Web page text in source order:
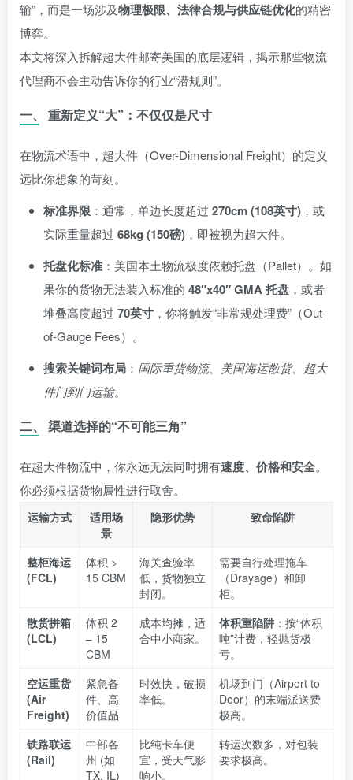
输”，而是一场涉及物理极限、法律合规与供应链优化的精密
博弈。
本文将深入拆解超大件邮寄美国的底层逻辑，揭示那些物流
代理商不会主动告诉你的行业“潜规则”。
一、 重新定义“大”：不仅仅是尺寸
在物流术语中，超大件（Over-Dimensional Freight）的定义
远比你想象的苛刻。
标准界限 ：通常，单边长度超过 270cm (108英寸) ，或
实际重量超过 68kg (150磅) ，即被视为超大件。
托盘化标准 ：美国本土物流极度依赖托盘（Pallet）。如
果你的货物无法装入标准的 48″x40″ GMA 托盘 ，或者
堆叠高度超过 70英寸 ，你将触发“非常规处理费”（Out-
of-Gauge Fees）。
搜索关键词布局 ： 国际重货物流、美国海运散货、超大
件门到门运输。
二、 渠道选择的“不可能三角”
在超大件物流中，你永远无法同时拥有速度、价格和安全。
你必须根据货物属性进行取舍。
运输方式
适用场
景
隐形优势 致命陷阱
整柜海运
(FCL)
体积 >
15 CBM
海关查验率
低，货物独立
封闭。
需要自行处理拖车
（Drayage）和卸
柜。
散货拼箱
(LCL)
体积 2
– 15
CBM
成本均摊，适
合中小商家。
体积重陷阱 ：按“体积
吨”计费，轻抛货极
亏。
空运重货
(Air
Freight)
紧急备
件、高
价值品
时效快，破损
率低。
机场到门（Airport to
Door）的末端派送费
极高。
铁路联运
(Rail)
中部各
州 (如
TX, IL)
比纯卡车便
宜，受天气影
响小。
转运次数多，对包装
要求极高。